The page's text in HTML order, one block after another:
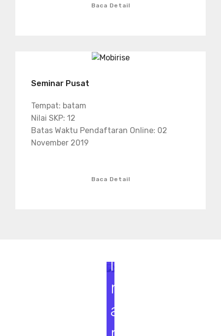
Baca Detail
Seminar Pusat
Tempat: batam
Nilai SKP: 12
Batas Waktu Pendaftaran Online: 02
November 2019
Baca Detail
i
n
a